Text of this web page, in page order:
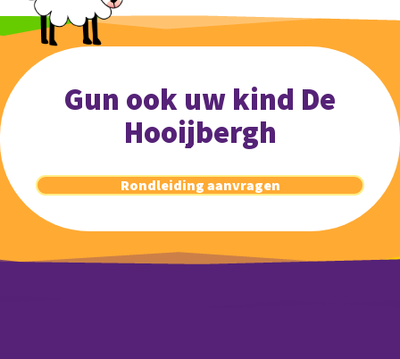
Gun ook uw kind De
Hooijbergh
Rondleiding aanvragen